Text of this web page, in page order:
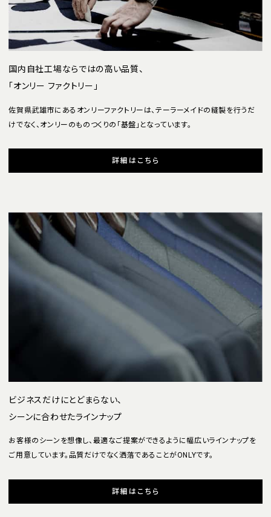
国内自社工場ならではの高い品質、
「オンリー ファクトリー」
佐賀県武雄市にあるオンリーファクトリーは、テーラーメイドの縫製を行うだ
けでなく、オンリーのものつくりの「基盤」となっています。
詳細はこちら
ビジネスだけにとどまらない、
シーンに合わせたラインナップ
お客様のシーンを想像し、最適なご提案ができるように幅広いラインナップを
ご用意しています。品質だけでなく洒落であることがONLYです。
詳細はこちら